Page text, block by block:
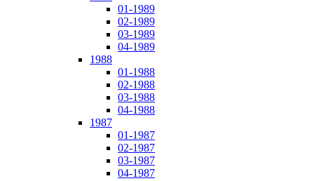
01-1989
02-1989
03-1989
04-1989
1988
01-1988
02-1988
03-1988
04-1988
1987
01-1987
02-1987
03-1987
04-1987